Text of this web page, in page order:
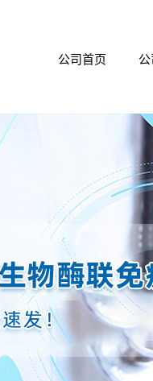
公司首页